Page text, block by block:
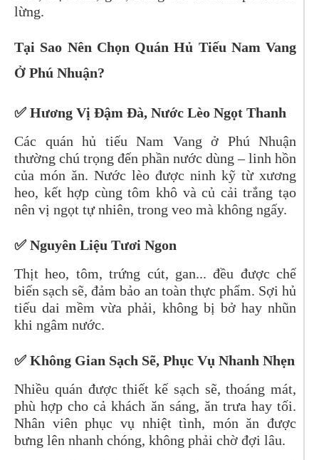
lừng.
Tại Sao Nên Chọn Quán Hủ Tiếu Nam Vang
Ở Phú Nhuận?
✅ Hương Vị Đậm Đà, Nước Lèo Ngọt Thanh
Các quán hủ tiếu Nam Vang ở Phú Nhuận
thường chú trọng đến phần nước dùng – linh hồn
của món ăn. Nước lèo được ninh kỹ từ xương
heo, kết hợp cùng tôm khô và củ cải trắng tạo
nên vị ngọt tự nhiên, trong veo mà không ngấy.
✅ Nguyên Liệu Tươi Ngon
Thịt heo, tôm, trứng cút, gan... đều được chế
biến sạch sẽ, đảm bảo an toàn thực phẩm. Sợi hủ
tiếu dai mềm vừa phải, không bị bở hay nhũn
khi ngâm nước.
✅ Không Gian Sạch Sẽ, Phục Vụ Nhanh Nhẹn
Nhiều quán được thiết kế sạch sẽ, thoáng mát,
phù hợp cho cả khách ăn sáng, ăn trưa hay tối.
Nhân viên phục vụ nhiệt tình, món ăn được
bưng lên nhanh chóng, không phải chờ đợi lâu.